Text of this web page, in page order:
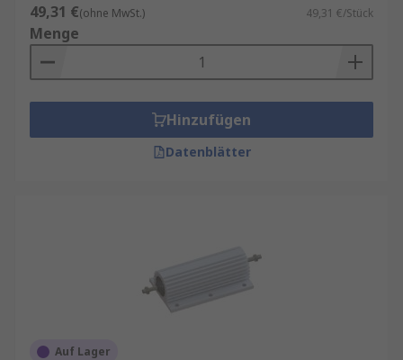
49,31 €(ohne MwSt.) 49,31 €/Stück
Menge
Hinzufügen
Datenblätter
Auf Lager